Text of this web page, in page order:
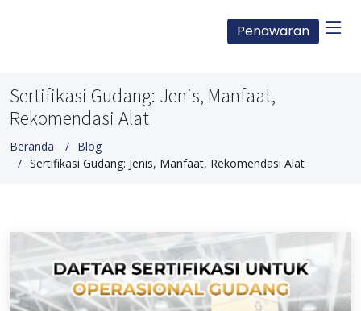
Penawaran
Sertifikasi Gudang: Jenis, Manfaat,
Rekomendasi Alat
Beranda
Blog
Sertifikasi Gudang: Jenis, Manfaat, Rekomendasi Alat